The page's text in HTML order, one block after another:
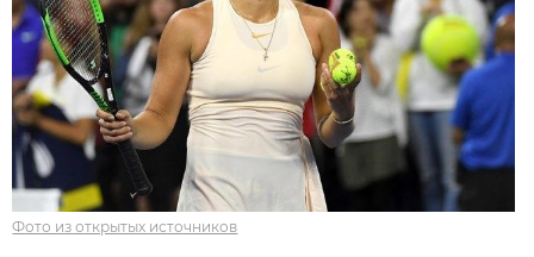
Фото из открытых источников